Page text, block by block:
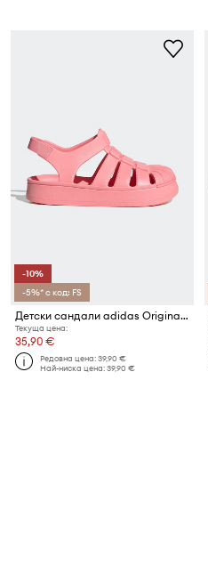
-10%
-5%* с код: FS
Детски сандали adidas Originals SUPERSTAR SANDAL
Текуща цена:
35,90 €
Редовна цена:39,90 €
Най-ниска цена:39,90 €